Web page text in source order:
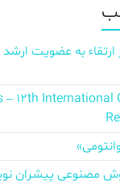
– 12th International
پیشران